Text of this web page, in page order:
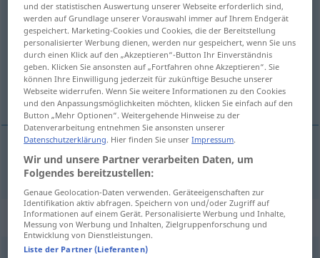
niedergedrücktadjt
Übersicht aller Übersetzungen
(Für mehr Details die Übersetzung anklicken/antippen)
deprimido
deprimido niedergedrückt
Synonyme für "niedergedrückt"
und der statistischen Auswertung unserer Webseite erforderlich sind,
werden auf Grundlage unserer Vorauswahl immer auf Ihrem Endgerät
gespeichert. Marketing-Cookies und Cookies, die der Bereitstellung
personalisierter Werbung dienen, werden nur gespeichert, wenn Sie uns
durch einen Klick auf den „Akzeptieren“-Button Ihr Einverständnis
geben. Klicken Sie ansonsten auf „Fortfahren ohne Akzeptieren“. Sie
können Ihre Einwilligung jederzeit für zukünftige Besuche unserer
Webseite widerrufen. Wenn Sie weitere Informationen zu den Cookies
und den Anpassungsmöglichkeiten möchten, klicken Sie einfach auf den
Button „Mehr Optionen“. Weitergehende Hinweise zu der
Datenverarbeitung entnehmen Sie ansonsten unserer
Datenschutzerklärung. Hier finden Sie unserImpressum.
Wir und unsere Partner verarbeiten Daten, um
Folgendes bereitzustellen:
Genaue Geolocation-Daten verwenden. Geräteeigenschaften zur
Identifikation aktiv abfragen. Speichern von und/oder Zugriff auf
Informationen auf einem Gerät. Personalisierte Werbung und Inhalte,
Messung von Werbung und Inhalten, Zielgruppenforschung und
Entwicklung von Dienstleistungen.
Liste der Partner (Lieferanten)